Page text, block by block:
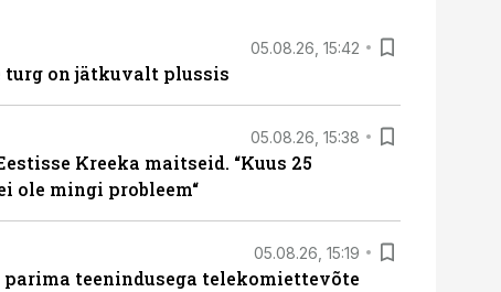
05.08.26, 15:42
turg on jätkuvalt plussis
05.08.26, 15:38
Kreeka maitseid. “Kuus 25
ole mingi probleem“
05.08.26, 15:19
teenindusega telekomiettevõte